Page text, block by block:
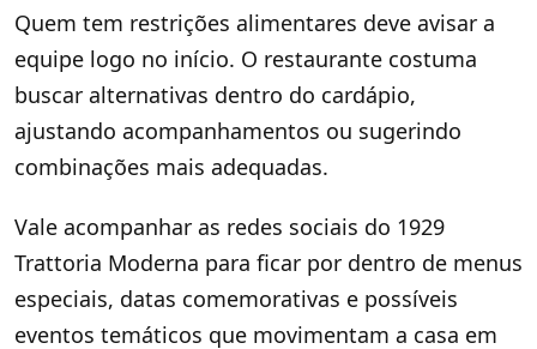
Quem tem restrições alimentares deve avisar a
equipe logo no início. O restaurante costuma
buscar alternativas dentro do cardápio,
ajustando acompanhamentos ou sugerindo
combinações mais adequadas.
Vale acompanhar as redes sociais do 1929
Trattoria Moderna para ficar por dentro de menus
especiais, datas comemorativas e possíveis
eventos temáticos que movimentam a casa em